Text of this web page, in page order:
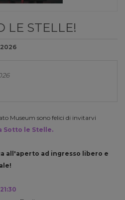
LE STELLE!
Museum sono felici di invitarvi
Sotto le Stelle.
all'aperto ad ingresso libero e